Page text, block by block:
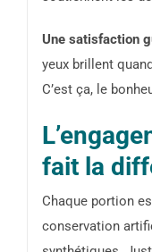
Une satisfaction
yeux brillent
C’est ça, le
fait la
Chaque portion
conservation